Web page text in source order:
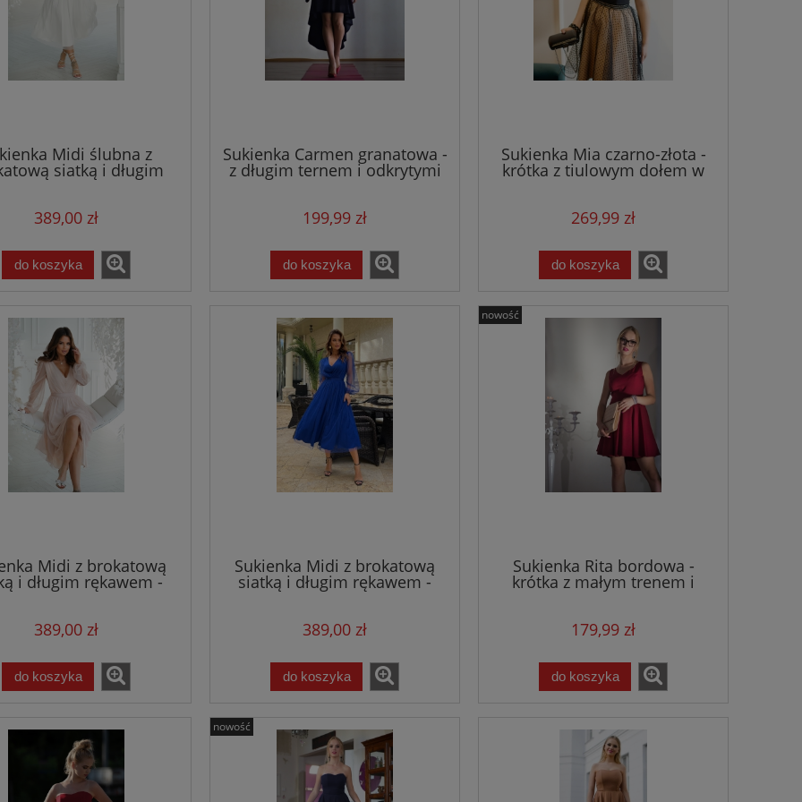
Midi ślubna z
siatką i długim
- ecru/biała
389,00 zł
do koszyka
Sukienka Carmen granatowa -
z długim ternem i odkrytymi
199,99 zł
do koszyka
Sukienka Mia czarno-złota -
krótka z tiulowym dołem w
kropki
269,99 zł
do koszyka
Midi z brokatową
i długim rękawem -
beżowa
389,00 zł
do koszyka
Sukienka Midi z brokatową
siatką i długim rękawem -
chabrowa
389,00 zł
do koszyka
Sukienka Rita bordowa -
krótka z małym trenem i
dekoltem w literkę V
179,99 zł
do koszyka
nowość
nowość